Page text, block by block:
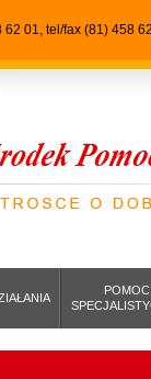
62 01, tel/fax (81) 458
POMOC